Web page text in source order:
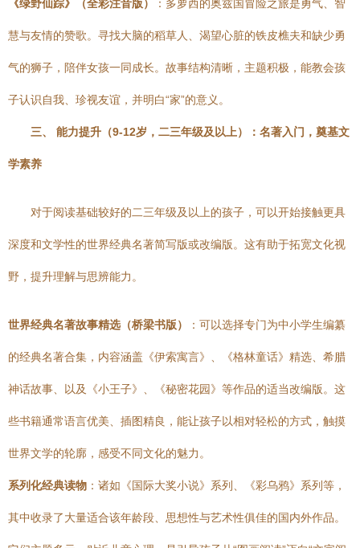
《绿野仙踪》（全彩注音版） ：多萝西的奥兹国冒险之旅是勇气、智
慧与友情的赞歌。寻找大脑的稻草人、渴望心脏的铁皮樵夫和缺少勇
气的狮子，陪伴女孩一同成长。故事结构清晰，主题积极，能教会孩
子认识自我、珍视友谊，并明白“家”的意义。
三、 能力提升（9-12岁，二三年级及以上）：名著入门，奠基文
学素养
对于阅读基础较好的二三年级及以上的孩子，可以开始接触更具
深度和文学性的世界经典名著简写版或改编版。这有助于拓宽文化视
野，提升理解与思辨能力。
世界经典名著故事精选（桥梁书版） ：可以选择专门为中小学生编纂
的经典名著合集，内容涵盖《伊索寓言》、《格林童话》精选、希腊
神话故事、以及《小王子》、《秘密花园》等作品的适当改编版。这
些书籍通常语言优美、插图精良，能让孩子以相对轻松的方式，触摸
世界文学的轮廓，感受不同文化的魅力。
系列化经典读物 ：诸如《国际大奖小说》系列、《彩乌鸦》系列等，
其中收录了大量适合该年龄段、思想性与艺术性俱佳的国内外作品。